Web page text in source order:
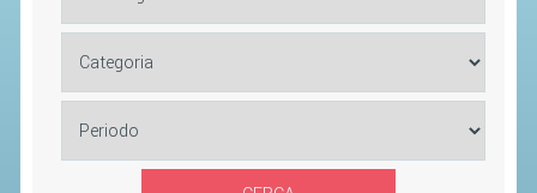
TUTELA DELLA SALUTE -
COMUNICAZIONE E MARKETING